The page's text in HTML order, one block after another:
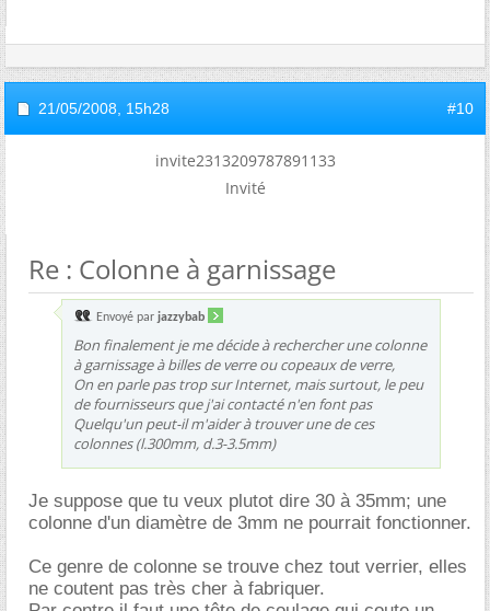
21/05/2008, 15h28 #10
invite2313209787891133
Invité
Re : Colonne à garnissage
Envoyé par jazzybab
Bon finalement je me décide à rechercher une colonne
à garnissage à billes de verre ou copeaux de verre,
On en parle pas trop sur Internet, mais surtout, le peu
de fournisseurs que j'ai contacté n'en font pas
Quelqu'un peut-il m'aider à trouver une de ces
colonnes (l.300mm, d.3-3.5mm)
Je suppose que tu veux plutot dire 30 à 35mm; une
colonne d'un diamètre de 3mm ne pourrait fonctionner.
Ce genre de colonne se trouve chez tout verrier, elles
ne coutent pas très cher à fabriquer.